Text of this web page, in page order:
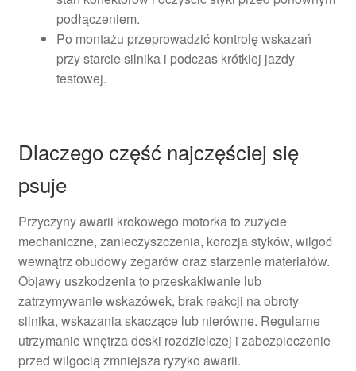
podłączeniem.
Po montażu przeprowadzić kontrolę wskazań
przy starcie silnika i podczas krótkiej jazdy
testowej.
Dlaczego część najczęściej się
psuje
Przyczyny awarii krokowego motorka to zużycie
mechaniczne, zanieczyszczenia, korozja styków, wilgoć
wewnątrz obudowy zegarów oraz starzenie materiałów.
Objawy uszkodzenia to przeskakiwanie lub
zatrzymywanie wskazówek, brak reakcji na obroty
silnika, wskazania skaczące lub nierówne. Regularne
utrzymanie wnętrza deski rozdzielczej i zabezpieczenie
przed wilgocią zmniejsza ryzyko awarii.